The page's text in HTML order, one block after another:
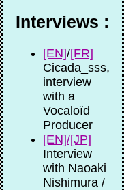
Interviews :
[EN]/[FR]
Cicada_sss,
interview
with a
Vocaloïd
Producer
[EN]/[JP]
Interview
with Naoaki
Nishimura /